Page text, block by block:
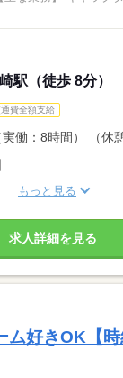
駅（徒歩 8分）
費全額支給
働：8時間） （休
もっと見る
求人詳細を見る
好きOK【時